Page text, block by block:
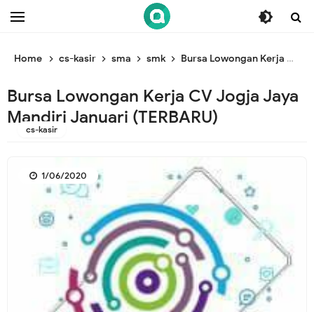
/* ganti br end */
Home cs-kasir sma smk Bursa Lowongan Kerja CV Jogja Jaya Mandiri Januari (TERBARU)
Bursa Lowongan Kerja CV Jogja Jaya
Mandiri Januari (TERBARU)
cs-kasir
1/06/2020